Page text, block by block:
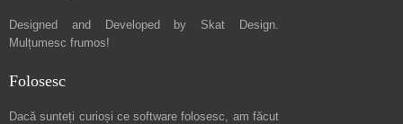
Designed and Developed by Skat Design
Mulțumesc frumos!
Folosesc
Dacă sunteți curioși ce software folosesc, am făcut